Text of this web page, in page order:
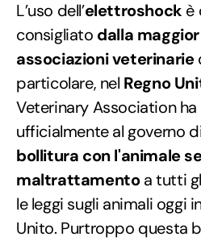
L’uso dell’elettroshock è
consigliato dalla
associazioni veterinarie
particolare, nel Regno
Veterinary Association
ufficialmente al governo
bollitura con l'animale
maltrattamentoa tutti
le leggi sugli animali oggi
Unito. Purtroppo questa